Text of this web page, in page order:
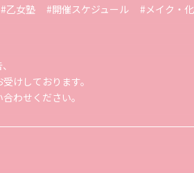
#乙女塾 #開催スケジュール #メイク・
けしております。
わせください。